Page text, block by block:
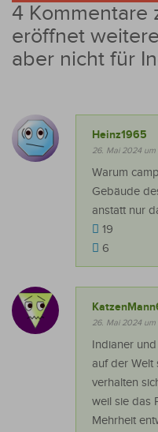
4 Kommentare
eröffnet
aber nicht für
Heinz1965
26. Mai 2024 um
Warum
Gebäude
anstatt nur
19
6
26. Mai 2024 um
Indianer
auf der Welt
verhalten
weil sie das
Mehrheit